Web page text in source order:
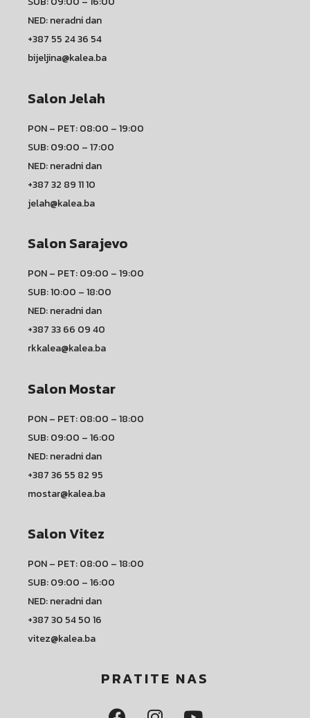
NED: neradni dan
+387 55 24 36 54
bijeljina@kalea.ba
Salon Jelah
PON – PET: 08:00 – 19:00
SUB: 09:00 – 17:00
NED: neradni dan
+387 32 89 11 10
jelah@kalea.ba
Salon Sarajevo
PON – PET: 09:00 – 19:00
SUB: 10:00 – 18:00
NED: neradni dan
+387 33 66 09 40
rkkalea@kalea.ba
Salon Mostar
PON – PET: 08:00 – 18:00
SUB: 09:00 – 16:00
NED: neradni dan
+387 36 55 82 95
mostar@kalea.ba
Salon Vitez
PON – PET: 08:00 – 18:00
SUB: 09:00 – 16:00
NED: neradni dan
+387 30 54 50 16
vitez@kalea.ba
PRATITE NAS